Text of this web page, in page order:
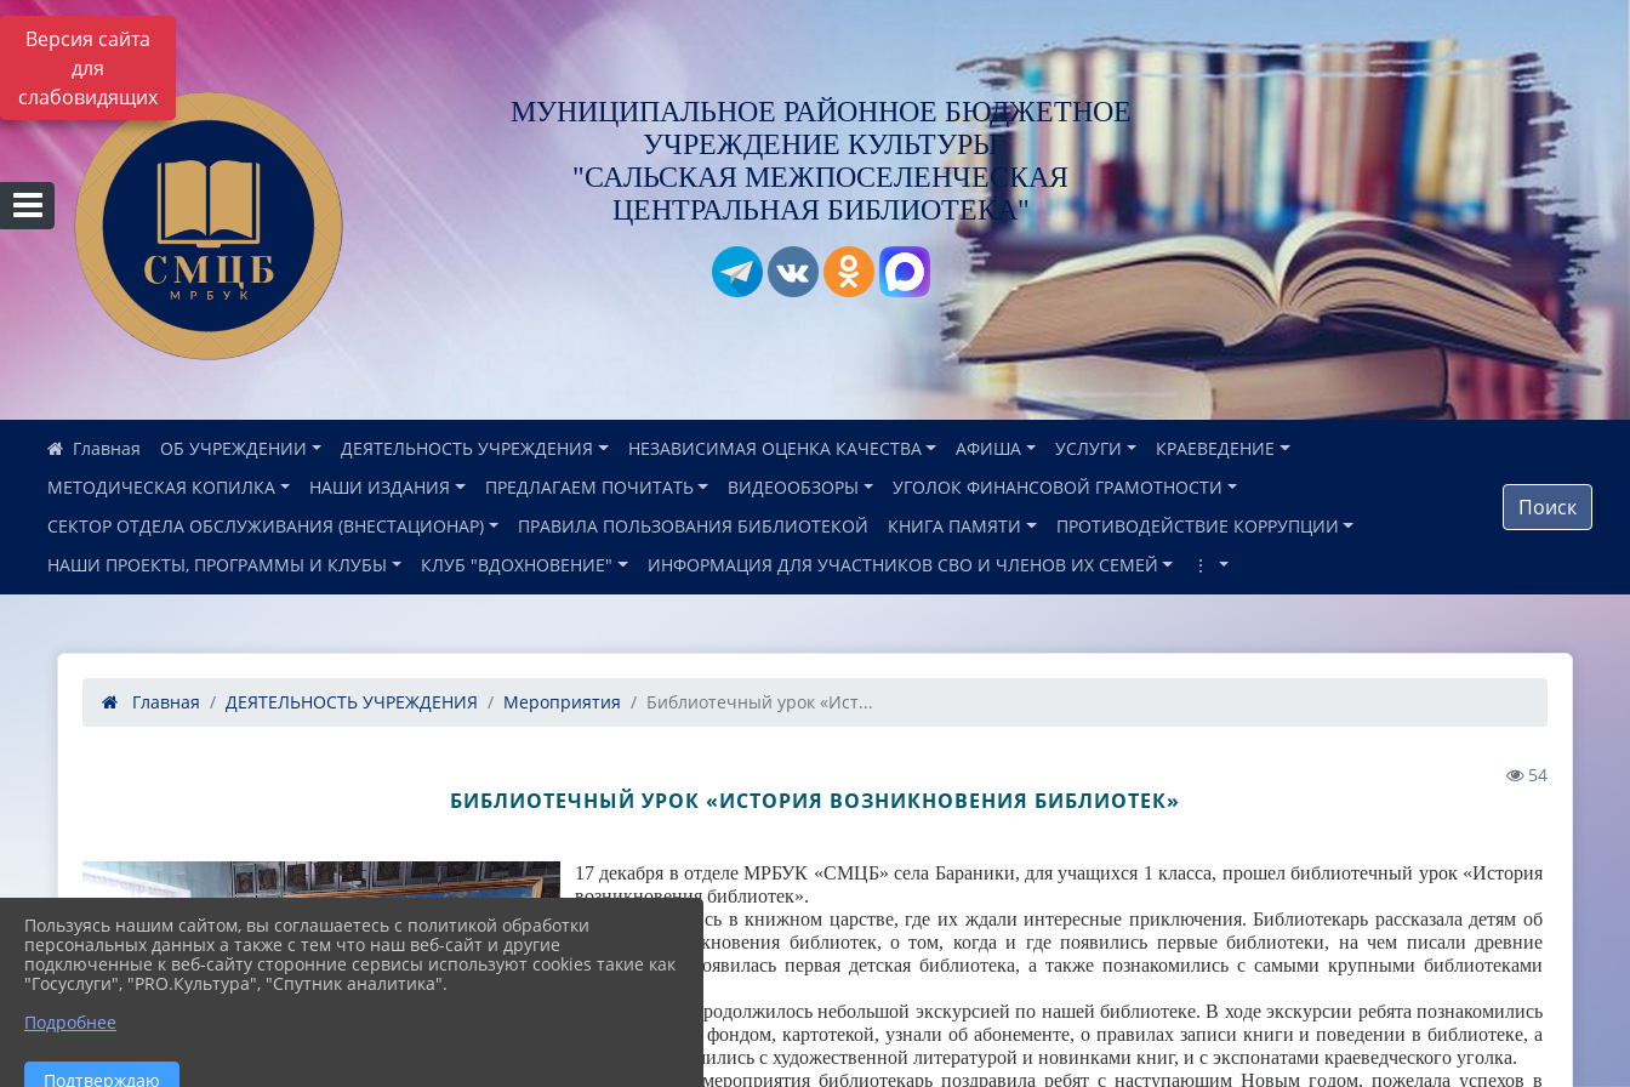
Версия сайта
для
слабовидящих
МУНИЦИПАЛЬНОЕ РАЙОННОЕ БЮДЖЕТНОЕ
УЧРЕЖДЕНИЕ КУЛЬТУРЫ
"САЛЬСКАЯ МЕЖПОСЕЛЕНЧЕСКАЯ
ЦЕНТРАЛЬНАЯ БИБЛИОТЕКА"
ОБ УЧРЕЖДЕНИИ ДЕЯТЕЛЬНОСТЬ УЧРЕЖДЕНИЯ НЕЗАВИСИМАЯ ОЦЕНКА КАЧЕСТВА АФИША УСЛУГИ
КРАЕВЕДЕНИЕ
МЕТОДИЧЕСКАЯ КОПИЛКА
НАШИ ИЗДАНИЯ ПРЕДЛАГАЕМ ПОЧИТАТЬ ВИДЕООБЗОРЫ
УГОЛОК ФИНАНСОВОЙ ГРАМОТНОСТИ
СЕКТОР ОТДЕЛА ОБСЛУЖИВАНИЯ (ВНЕСТАЦИОНАР)
ПРАВИЛА ПОЛЬЗОВАНИЯ БИБЛИОТЕКОЙ КНИГА ПАМЯТИ
ПРОТИВОДЕЙСТВИЕ КОРРУПЦИИ
НАШИ ПРОЕКТЫ, ПРОГРАММЫ И КЛУБЫ
КЛУБ "ВДОХНОВЕНИЕ" ИНФОРМАЦИЯ ДЛЯ УЧАСТНИКОВ СВО И ЧЛЕНОВ ИХ СЕМЕЙ ⋮
Поиск
Главная ДЕЯТЕЛЬНОСТЬ УЧРЕЖДЕНИЯ Мероприятия Библиотечный урок «Ист...
54
БИБЛИОТЕЧНЫЙ УРОК «ИСТОРИЯ ВОЗНИКНОВЕНИЯ БИБЛИОТЕК»
17 декабря в отделе МРБУК «СМЦБ» села Бараники, для учащихся 1 класса, прошел библиотечный урок «История
возникновения библиотек».
Ребята очутились в книжном царстве, где их ждали интересные приключения. Библиотекарь рассказала детям об
истории возникновения библиотек, о том, когда и где появились первые библиотеки, на чем писали древние
книги, когда появилась первая детская библиотека, а также познакомились с самыми крупными библиотеками
Мероприятие продолжилось небольшой экскурсией по нашей библиотеке. В ходе экскурсии ребята познакомились
со справочным фондом, картотекой, узнали об абонементе, о правилах записи книги и поведении в библиотеке, а
также познакомились с художественной литературой и новинками книг, и с экспонатами краеведческого уголка.
В завершение мероприятия библиотекарь поздравила ребят с наступающим Новым годом, пожелала успехов в
Пользуясь нашим сайтом, вы соглашаетесь с политикой обработки
персональных данных а также с тем что наш веб-сайт и другие
подключенные к веб-сайту сторонние сервисы используют cookies такие как
"Госуслуги", "PRO.Культура", "Спутник аналитика".
Подробнее
Подтверждаю